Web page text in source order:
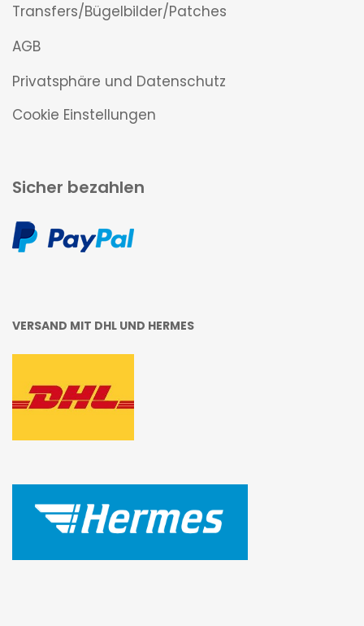
Transfers/Bügelbilder/Patches
AGB
Privatsphäre und Datenschutz
Cookie Einstellungen
Sicher bezahlen
VERSAND MIT DHL UND HERMES